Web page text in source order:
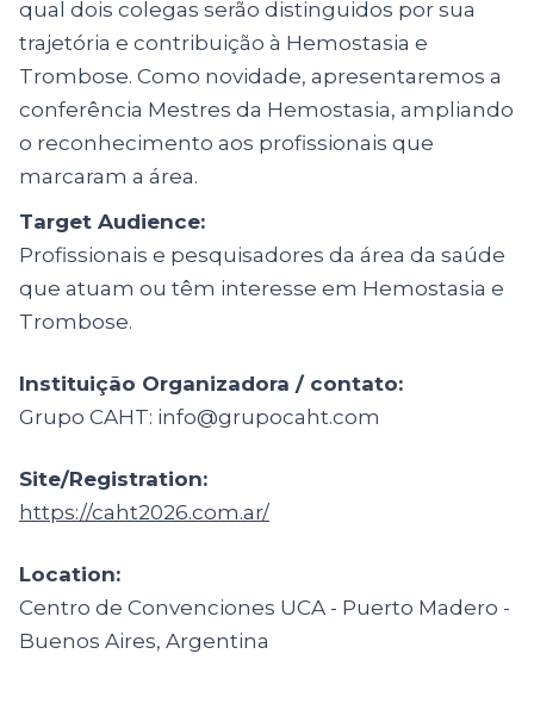
qual dois colegas serão distinguidos por sua
trajetória e contribuição à Hemostasia e
Trombose. Como novidade, apresentaremos a
conferência Mestres da Hemostasia, ampliando
o reconhecimento aos profissionais que
marcaram a área.
Target Audience:
Profissionais e pesquisadores da área da saúde
que atuam ou têm interesse em Hemostasia e
Trombose.
Instituição Organizadora / contato:
Grupo CAHT: info@grupocaht.com
Site/Registration:
https://caht2026.com.ar/
Location:
Centro de Convenciones UCA - Puerto Madero -
Buenos Aires, Argentina